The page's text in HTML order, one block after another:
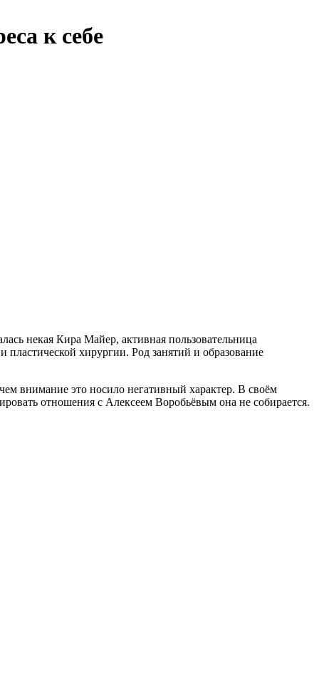
к себе
некая Кира Майер, активная пользовательница
хирургии. Род занятий и образование
внимание это носило негативный характер. В своём
отношения с Алексеем Воробьёвым она не собирается.